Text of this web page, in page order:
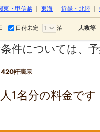
東・甲信越 東海 近畿・北陸
日付未定 泊 人数等
件については、
軒表示
1名分の料金で